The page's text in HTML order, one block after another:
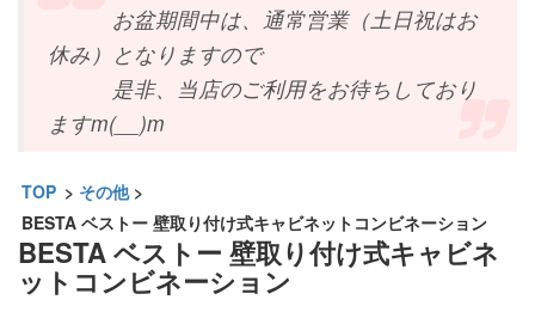
お盆期間中は、通常営業（土日祝はお
休み）となりますので
是非、当店のご利用をお待ちしており
ますm(__)m
TOP > その他>
BESTA ベストー 壁取り付け式キャビネットコンビネーション
BESTA ベストー 壁取り付け式キャビネ
ットコンビネーション